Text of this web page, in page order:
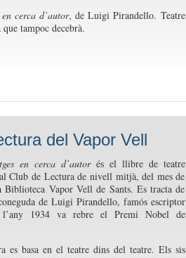
cerca d’autor, de Luigi Pirandello. Teatre
tampoc decebrà.
del Vapor Vell
en cerca d’autorés el llibre de teatre
Club de Lectura de nivell mitjà, del mes de
Biblioteca Vapor Vell de Sants. Es tracta de
de Luigi Pirandello, famós escriptor
1934 va rebre el Premi Nobel de
es basa en el teatre dins del teatre. Els sis